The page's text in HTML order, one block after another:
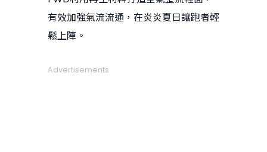
有效加強氣流流通，在炎炎夏日讓跑者輕
鬆上陣。
Advertisements